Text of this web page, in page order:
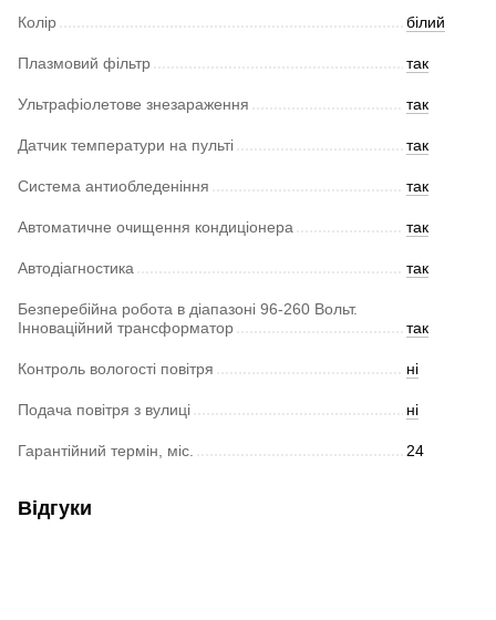
Колір білий
Плазмовий фільтр так
Ультрафіолетове знезараження так
Датчик температури на пульті так
Система антиобледеніння так
Автоматичне очищення кондиціонера так
Автодіагностика так
Безперебійна робота в діапазоні 96-260 Вольт.
Інноваційний трансформатор
так
Контроль вологості повітря ні
Подача повітря з вулиці ні
Гарантійний термін, міс. 24
Відгуки